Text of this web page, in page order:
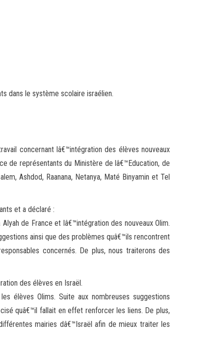
dans le système scolaire israélien.
concernant lâ€™intégration des élèves nouveaux
de représentants du Ministère de lâ€™Education, de
Ashdod, Raanana, Netanya, Maté Binyamin et Tel
et a déclaré :
de France et lâ€™intégration des nouveaux Olim.
ainsi que des problèmes quâ€™ils rencontrent
concernés. De plus, nous traiterons des
des élèves en Israël.
élèves Olims. Suite aux nombreuses suggestions
quâ€™il fallait en effet renforcer les liens. De plus,
mairies dâ€™Israël afin de mieux traiter les